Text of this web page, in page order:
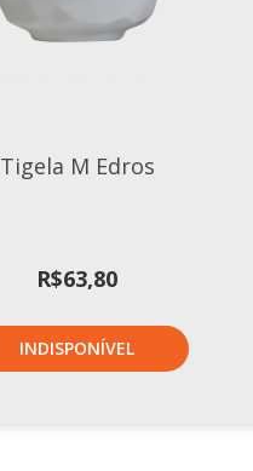
Tigela M Edros
R$63,80
INDISPONÍVEL